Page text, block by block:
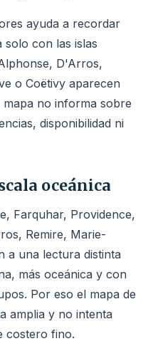
ayuda a recordar
con las islas
D'Arros,
o Coëtivy aparecen
no informa sobre
disponibilidad ni
oceánica
Farquhar, Providence,
Remire, Marie-
a una lectura distinta
más oceánica y con
Por eso el mapa de
amplia y no intenta
costero fino.